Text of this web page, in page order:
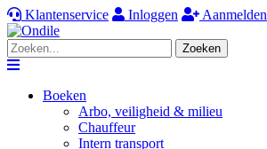
Klantenservice Inloggen Aanmelden
Zoeken
Navigation
Boeken
Arbo, veiligheid & milieu
Chauffeur
Intern transport